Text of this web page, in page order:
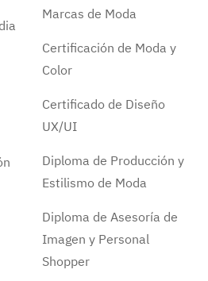
Marcas de Moda
Certificación de Moda y
Color
Certificado de Diseño
UX/UI
Diploma de Producción y
Estilismo de Moda
Diploma de Asesoría de
Imagen y Personal
Shopper